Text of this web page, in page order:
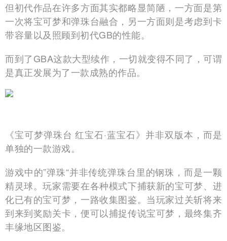
但初代作品在许多方面其实都略显简陋，一方面是第
一次将宝可梦和弹珠台融合，另一方面则是考虑到卡
带容量以及照顾到初代GB的性能。
而到了GBA这款大型续作，一切就变得不同了，可谓
是真正发展为了一款成熟的作品。
《宝可梦弹珠台 红宝石·蓝宝石》并非双版本，而是
单独的一款游戏。
游戏中的”弹珠“并非传统弹珠台里的钢珠，而是一颗
精灵球。玩家需要在各种模式下捕获新的宝可梦、进
化已有的宝可梦，一路收集图鉴。当玩家过关斩将来
到来到奖励关卡，便可以捕捉传说宝可梦，最终集齐
丰缘地区图鉴。